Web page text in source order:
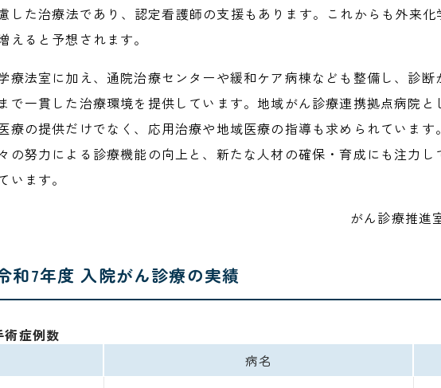
した治療法であり、認定看護師の支援もあります。これからも外来化
えると予想されます。
療法室に加え、通院治療センターや緩和ケア病棟なども整備し、診断
で一貫した治療環境を提供しています。地域がん診療連携拠点病院と
療の提供だけでなく、応用治療や地域医療の指導も求められています
の努力による診療機能の向上と、新たな人材の確保・育成にも注力し
います。
がん診療推進
和7年度 入院がん診療の実績
術症例数
病名